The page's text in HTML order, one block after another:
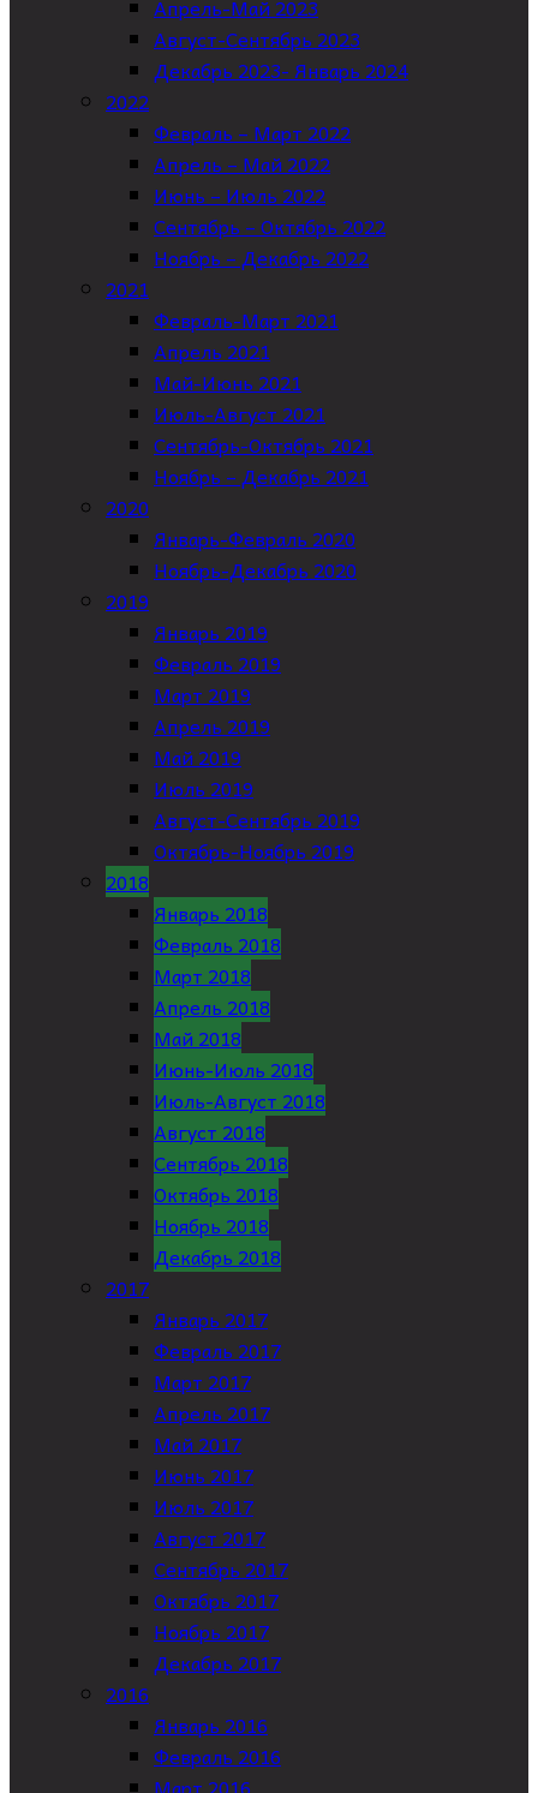
Апрель-Май 2023
Август-Сентябрь 2023
Декабрь 2023- Январь 2024
2022
Февраль – Март 2022
Апрель – Май 2022
Июнь – Июль 2022
Сентябрь – Октябрь 2022
Ноябрь – Декабрь 2022
2021
Февраль-Март 2021
Апрель 2021
Май-Июнь 2021
Июль-Август 2021
Сентябрь-Октябрь 2021
Ноябрь – Декабрь 2021
2020
Январь-Февраль 2020
Ноябрь-Декабрь 2020
2019
Январь 2019
Февраль 2019
Март 2019
Апрель 2019
Май 2019
Июль 2019
Август-Сентябрь 2019
Октябрь-Ноябрь 2019
2018
Январь 2018
Февраль 2018
Март 2018
Апрель 2018
Май 2018
Июнь-Июль 2018
Июль-Август 2018
Август 2018
Сентябрь 2018
Октябрь 2018
Ноябрь 2018
Декабрь 2018
2017
Январь 2017
Февраль 2017
Март 2017
Апрель 2017
Май 2017
Июнь 2017
Июль 2017
Август 2017
Сентябрь 2017
Октябрь 2017
Ноябрь 2017
Декабрь 2017
2016
Январь 2016
Февраль 2016